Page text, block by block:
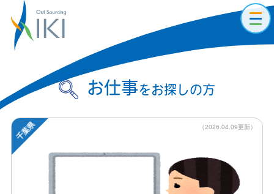
お仕事をお探しの方
（2026.04.09更新）
千葉県